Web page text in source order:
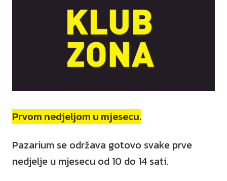
Prvom nedjeljom u mjesecu.
Pazarium se održava gotovo svake prve
nedjelje u mjesecu od 10 do 14 sati.